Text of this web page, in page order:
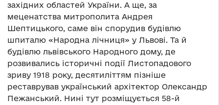
західних областей України. А ще, за
меценатства митрополита Андрея
Шептицького, саме він спорудив будівлю
шпиталю «Народна лічниця» у Львові. Та й
будівлю львівського Народного дому, де
розвивались історичні події Листопадового
зриву 1918 року, десятиліттям пізніше
реставрував український архітектор Олександр
Пежанський. Нині тут розміщується 58-й